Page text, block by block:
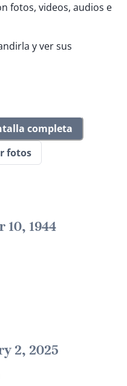
fotos, videos, audios e
y ver sus
completa
fotos
10, 1944
2, 2025